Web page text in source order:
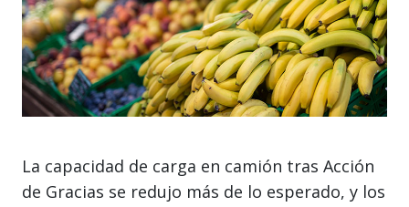
La capacidad de carga en camión tras Acción
de Gracias se redujo más de lo esperado, y los